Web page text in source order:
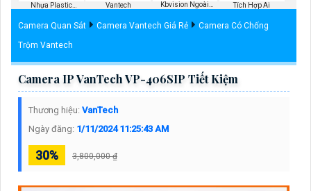
Nhựa Plastic
Vantech
Vantech Kbvision Ngoài
Trời 360
Tích Hợp Ai
Camera Quan Sát Camera Vantech Giá Rẻ
Camera Có Chống
Trộm Vantech
Camera IP VanTech VP-406SIP Tiết Kiệm
Thương hiệu: VanTech
Ngày đăng: 1/11/2024 11:25:43 AM
30% 3,800,000 ₫